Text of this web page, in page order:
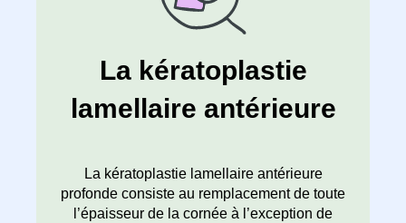
La kératoplastie
lamellaire antérieure
La kératoplastie lamellaire antérieure
profonde consiste au remplacement de toute
l’épaisseur de la cornée à l’exception de